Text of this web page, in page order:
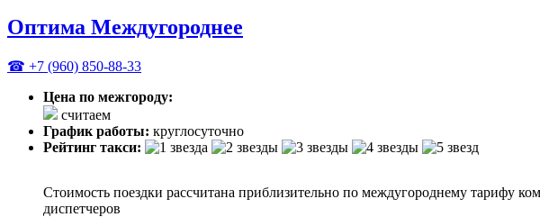
Оптима Междугороднее
☎ +7 (960) 850-88-33
Цена по межгороду:
считаем
График работы: круглосуточно
Рейтинг такси:
Стоимость поездки рассчитана приблизительно по междугороднему тарифу
диспетчеров